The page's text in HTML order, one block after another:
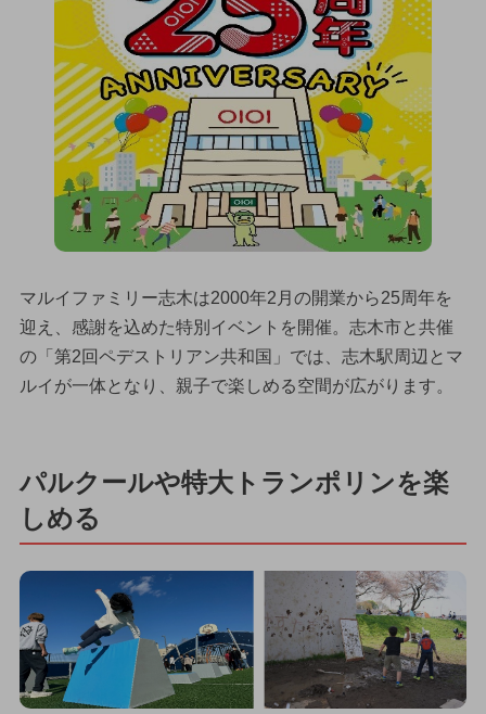
マルイファミリー志木は2000年2月の開業から25周年を
迎え、感謝を込めた特別イベントを開催。志木市と共催
の「第2回ペデストリアン共和国」では、志木駅周辺とマ
ルイが一体となり、親子で楽しめる空間が広がります。
パルクールや特大トランポリンを楽
しめる